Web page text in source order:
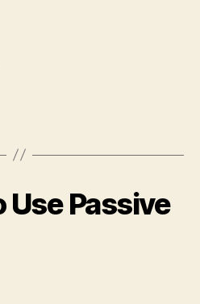
Use Passive